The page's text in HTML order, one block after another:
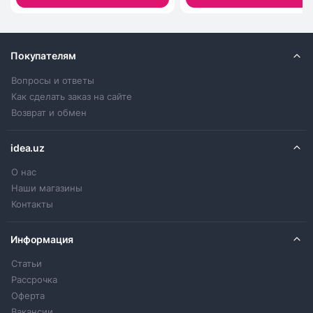
Покупателям
Вопросы и ответы
Как сделать заказ на сайте
Возврат и обмен
idea.uz
О нас
Наши магазины
Контакты
Информация
Статьи
Рассрочка
Оферта